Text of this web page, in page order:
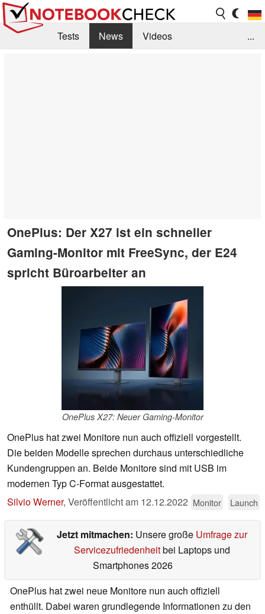
Tests News
Videos
...
OnePlus: Der X27 ist ein schneller
Gaming-Monitor mit FreeSync, der E24
spricht Büroarbeiter an
OnePlus X27: Neuer Gaming-Monitor
OnePlus hat zwei Monitore nun auch offiziell vorgestellt.
Die beiden Modelle sprechen durchaus unterschiedliche
Kundengruppen an. Beide Monitore sind mit USB im
modernen Typ C-Format ausgestattet.
Silvio Werner, Veröffentlicht am 12.12.2022 Monitor Launch
Jetzt mitmachen: Unsere große Umfrage zur
Servicezufriedenheitbei Laptops und
Smartphones 2026
OnePlus hat zwei neue Monitore nun auch offiziell
enthüllt. Dabei waren grundlegende Informationen zu den